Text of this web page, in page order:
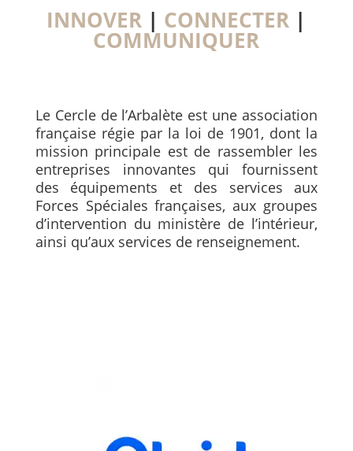
INNOVER | CONNECTER |
COMMUNIQUER
Le Cercle de l’Arbalète est une association
française régie par la loi de 1901, dont la
mission principale est de rassembler les
entreprises innovantes qui fournissent
des équipements et des services aux
Forces Spéciales françaises, aux groupes
d’intervention du ministère de l’intérieur,
ainsi qu’aux services de renseignement.